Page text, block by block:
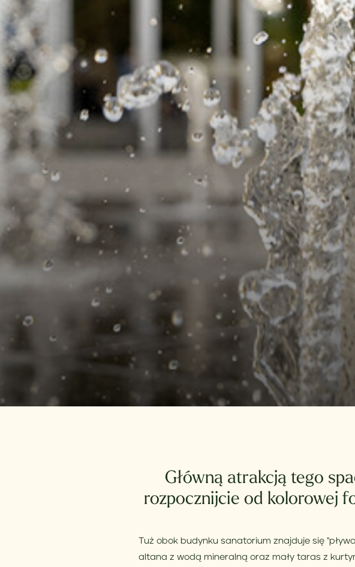
Główną atrakcją tego
rozpocznijcie od kolorowej
Tuż obok budynku sanatorium znajduje się
altana z wodą mineralną oraz mały taras z